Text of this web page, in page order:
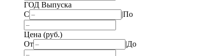
ГОД Выпуска
С
|По
Цена (руб.)
От
|До